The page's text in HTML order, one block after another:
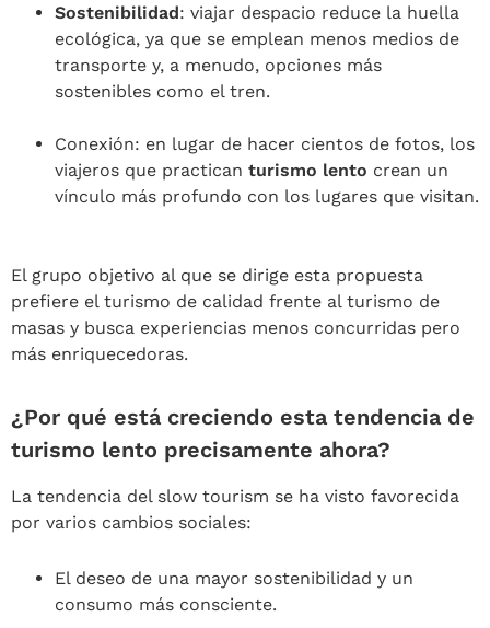
Sostenibilidad: viajar despacio reduce la huella
ecológica, ya que se emplean menos medios de
transporte y, a menudo, opciones más
sostenibles como el tren.
Conexión: en lugar de hacer cientos de fotos, los
viajeros que practican turismo lento crean un
vínculo más profundo con los lugares que visitan.
El grupo objetivo al que se dirige esta propuesta
prefiere el turismo de calidad frente al turismo de
masas y busca experiencias menos concurridas pero
más enriquecedoras.
¿Por qué está creciendo esta tendencia de
turismo lento precisamente ahora?
La tendencia del slow tourism se ha visto favorecida
por varios cambios sociales:
El deseo de una mayor sostenibilidad y un
consumo más consciente.